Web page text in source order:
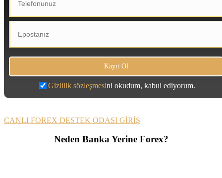
Gizlilik sözleşmesini okudum, kabul ediyorum.
CANLI FOREX DESTEK ODASI GİRİŞ
Neden Banka Yerine Forex?